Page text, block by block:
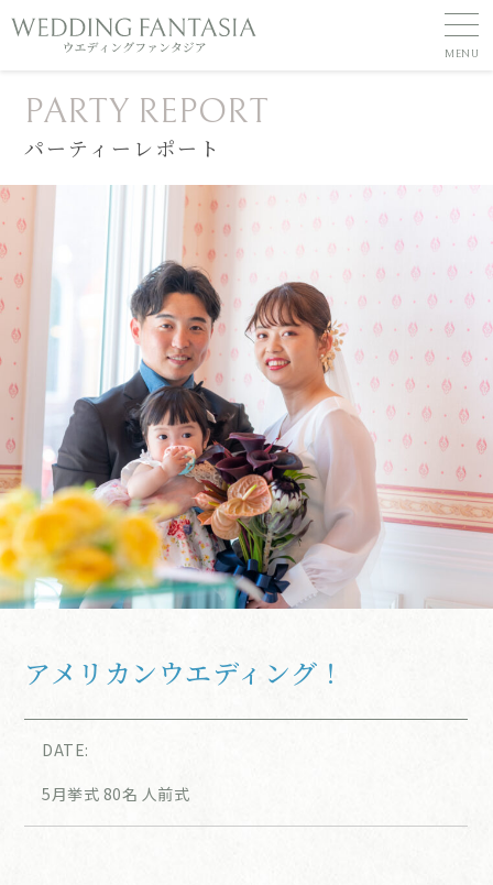
PARTY REPORT
パーティーレポート
アメリカンウエディング！
DATE:
5月挙式 80名 人前式